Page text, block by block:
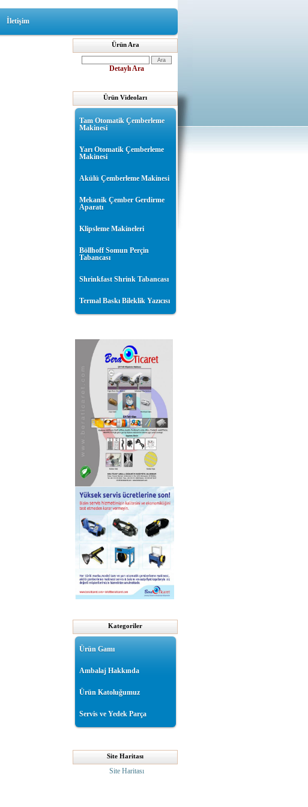
İletişim
Ürün Ara
Detaylı Ara
Ürün Videoları
Tam Otomatik Çemberleme
Makinesi
Yarı Otomatik Çemberleme
Makinesi
Akülü Çemberleme Makinesi
Mekanik Çember Gerdirme
Aparatı
Klipsleme Makineleri
Böllhoff Somun Perçin
Tabancası
Shrinkfast Shrink Tabancası
Termal Baskı Bileklik Yazıcısı
Kategoriler
Ürün Gamı
Ambalaj Hakkında
Ürün Katoluğumuz
Servis ve Yedek Parça
Site Haritası
Site Haritası